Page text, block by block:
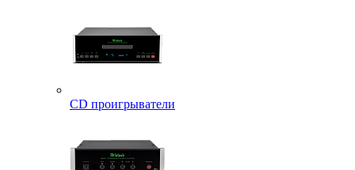
CD проигрыватели